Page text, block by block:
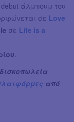
άλμπουμ του
σε Love
σε Life is a
από